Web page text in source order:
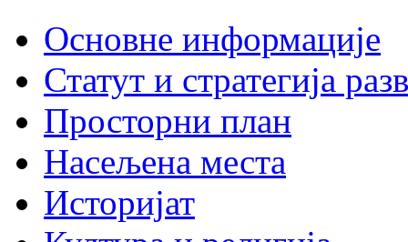
Основне информације
Статут и стратегија
Просторни план
Насељена места
Историјат